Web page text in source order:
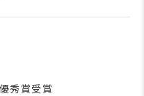
秀賞受賞